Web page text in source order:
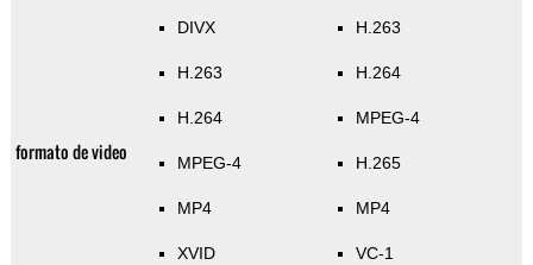
formato de video
DIVX
H.263
H.264
MPEG-4
MP4
XVID
H.263
H.264
MPEG-4
H.265
MP4
VC-1